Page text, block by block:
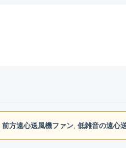
前方遠心送風機ファン, 低雑音の遠心